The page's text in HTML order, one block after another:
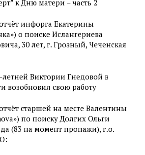
к Дню матери – часть 2
инфорга Екатерины
о поиске Ислангериева
30 лет, г. Грозный, Чеченская
Виктории Гнедовой в
возобновил свою работу
старшей на месте Валентины
по поиску Долгих Ольги
(83 на момент пропажи), г.о.